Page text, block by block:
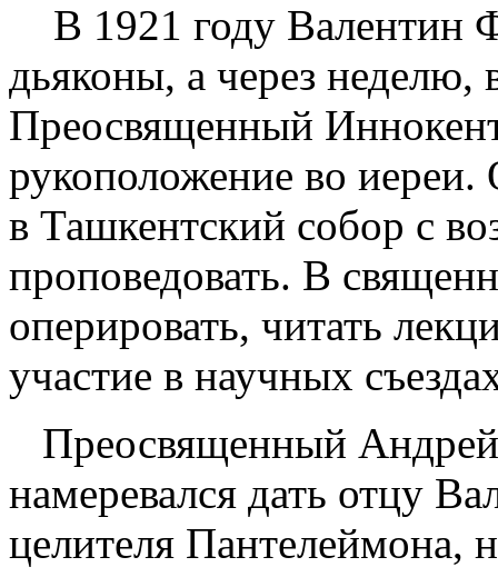
В 1921 году Валентин
дьяконы, а через неделю,
Преосвященный
рукоположение во
в Ташкентский собор с
проповедовать. В
оперировать, читать
участие в научных
Преосвященный
намеревался дать отцу
целителя Пантелеймона,